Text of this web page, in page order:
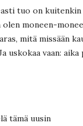
tuo on kuitenkin
moneen-
mitä missään
uskokaa vaan:
tämä uusin